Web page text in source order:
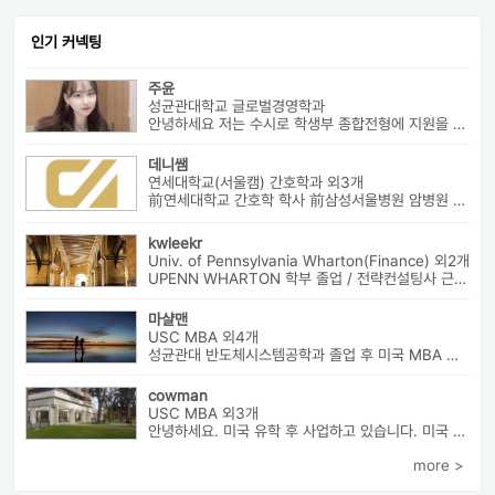
인기 커넥팅
주윤
성균관대학교 글로벌경영학과
안녕하세요 저는 수시로 학생부 종합전형에 지원을 해 성균관 대학교 글로...
데니쌤
연세대학교(서울캠) 간호학과 외3개
前연세대학교 간호학 학사 前삼성서울병원 암병원 수술실 RN 前대치동...
kwleekr
Univ. of Pennsylvania Wharton(Finance) 외2개
UPENN WHARTON 학부 졸업 / 전략컨설팅사 근무 / HBS MBA 재학 중 ...
마샬맨
USC MBA 외4개
성균관대 반도체시스템공학과 졸업 후 미국 MBA 졸업하였습니다.
cowman
USC MBA 외3개
안녕하세요. 미국 유학 후 사업하고 있습니다. 미국 유학 관련 전반...
more >